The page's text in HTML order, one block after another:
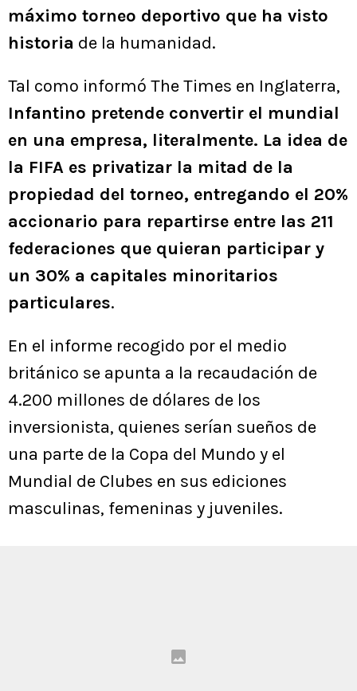
máximo torneo deportivo que ha visto
historia de la humanidad.
Tal como informó The Times en Inglaterra,
Infantino pretende convertir el mundial
en una empresa, literalmente. La idea de
la FIFA es privatizar la mitad de la
propiedad del torneo, entregando el 20%
accionario para repartirse entre las 211
federaciones que quieran participar y
un 30% a capitales minoritarios
particulares.
En el informe recogido por el medio
británico se apunta a la recaudación de
4.200 millones de dólares de los
inversionista, quienes serían sueños de
una parte de la Copa del Mundo y el
Mundial de Clubes en sus ediciones
masculinas, femeninas y juveniles.